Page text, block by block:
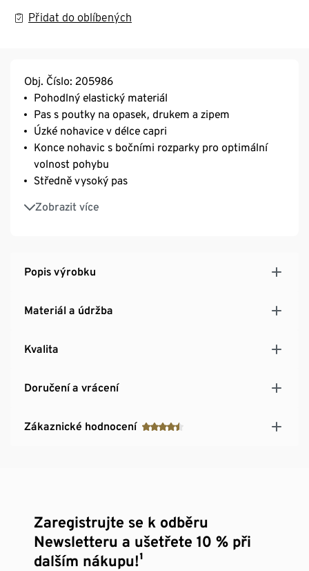
Přidat do oblíbených
Obj. Číslo: 205986
Pohodlný elastický materiál
Pas s poutky na opasek, drukem a zipem
Úzké nohavice v délce capri
Konce nohavic s bočními rozparky pro optimální
volnost pohybu
Středně vysoký pas
Zobrazit více
Ozdobné zadní kapsy s paspulkou a knoflíkem
Popis výrobku
Materiál a údržba
Kvalita
Doručení a vrácení
Zákaznické hodnocení
Zaregistrujte se k odběru
Newsletteru a ušetřete 10 % při
dalším nákupu!¹